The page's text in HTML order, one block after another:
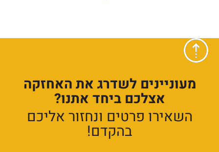
מעוניינים לשדרג את האחזקה
אצלכם ביחד אתנו?
השאירו פרטים ונחזור אליכם
בהקדם!